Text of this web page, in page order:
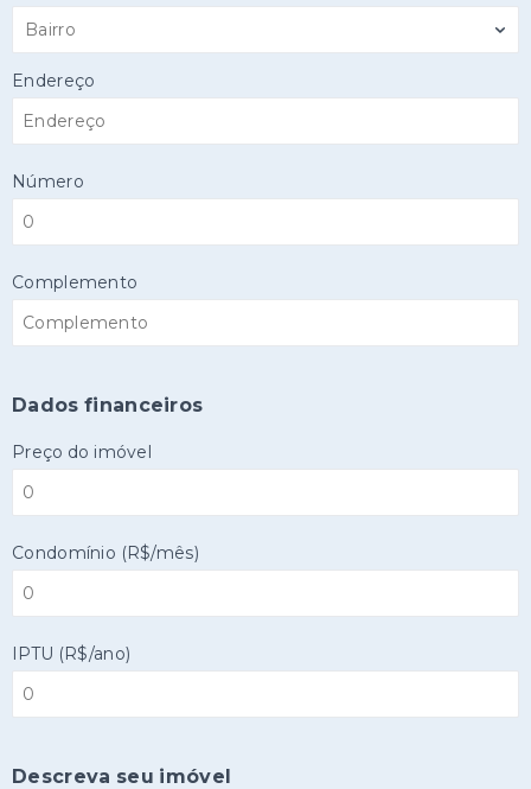
Bairro
Endereço
Número
Complemento
Dados financeiros
Preço do imóvel
Condomínio (R$/mês)
IPTU (R$/ano)
Descreva seu imóvel